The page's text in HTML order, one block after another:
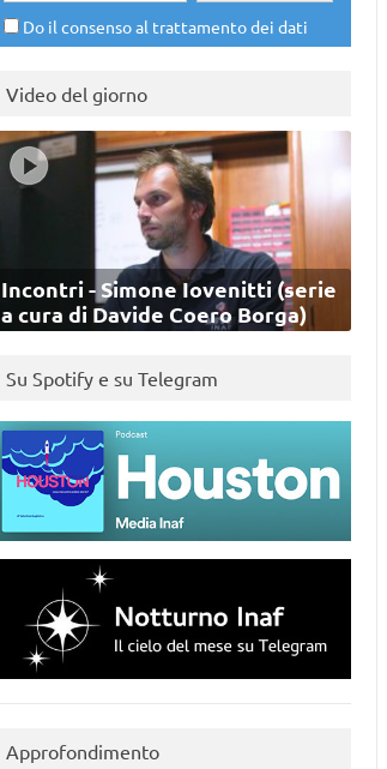
Do il consenso al trattamento dei dati
Video del giorno
Incontri - Simone Iovenitti (serie
a cura di Davide Coero Borga)
Su Spotify e su Telegram
Approfondimento